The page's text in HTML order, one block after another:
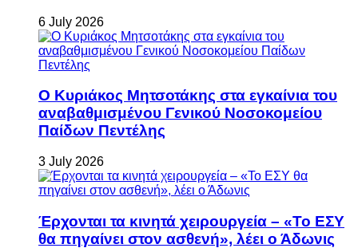
6 July 2026
Ο Κυριάκος Μητσοτάκης στα εγκαίνια του
αναβαθμισμένου Γενικού Νοσοκομείου
Παίδων Πεντέλης
3 July 2026
Έρχονται τα κινητά χειρουργεία – «Το ΕΣΥ
θα πηγαίνει στον ασθενή», λέει ο Άδωνις